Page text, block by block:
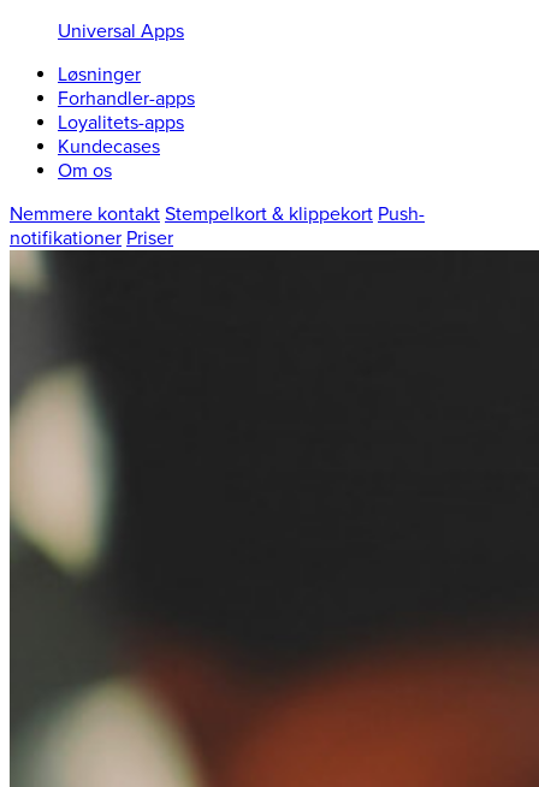
Universal Apps
Løsninger
Forhandler-apps
Loyalitets-apps
Kundecases
Om os
Nemmere kontakt Stempelkort & klippekort Push-
notifikationer Priser